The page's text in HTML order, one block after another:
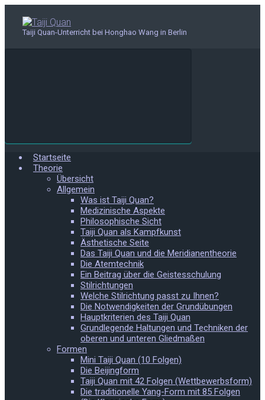
Hauptinhalt
springen
Taiji Quan-Unterricht bei Honghao Wang in Berlin
Startseite
Theorie
Übersicht
Allgemein
Was ist Taiji Quan?
Medizinische Aspekte
Philosophische Sicht
Taiji Quan als Kampfkunst
Ästhetische Seite
Das Taiji Quan und die Meridianentheorie
Die Atemtechnik
Ein Beitrag über die Geistesschulung
Stilrichtungen
Welche Stilrichtung passt zu Ihnen?
Die Notwendigkeiten der Grundübungen
Hauptkriterien des Taiji Quan
Grundlegende Haltungen und Techniken der
oberen und unteren Gliedmaßen
Formen
Mini Taiji Quan (10 Folgen)
Die Beijingform
Taiji Quan mit 42 Folgen (Wettbewerbsform)
Die traditionelle Yang-Form mit 85 Folgen